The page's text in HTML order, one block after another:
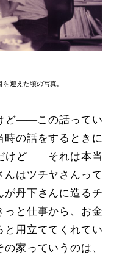
迎えた頃の写真。
ど――この話ってい
時の話をするときに
けど――それは本当
んはツチヤさんって
が丹下さんに造るチ
っと仕事から、お金
と用立ててくれてい
家っていうのは、